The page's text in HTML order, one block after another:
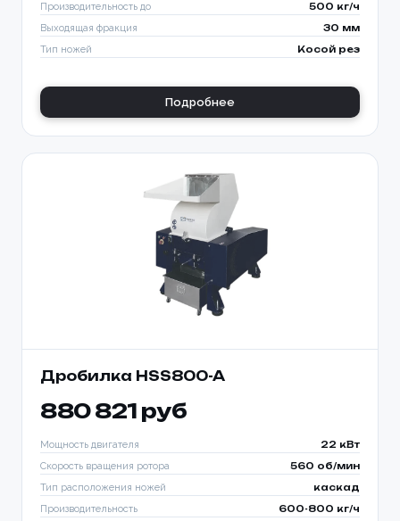
Производительность до 500 кг/ч
Выходящая фракция 30 мм
Тип ножей Косой рез
Подробнее
Дробилка HSS800-A
880 821 руб
Мощность двигателя 22 кВт
Скорость вращения ротора 560 об/мин
Тип расположения ножей каскад
Производительность 600-800 кг/ч